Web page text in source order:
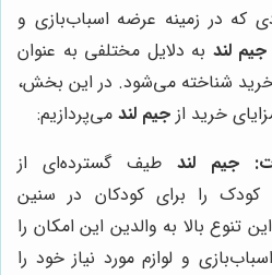
که در زمینه عرضه اسباب‌بازی و
جیم لند به دلایل مختلفی به عنوان
خرید شناخته می‌شود. در این بخش،
خرید از جیم لند می‌پردازیم:
جیم لند طیف گسترده‌ای از
کودک را برای کودکان در سنین
تنوع بالا به والدین این امکان را
و لوازم مورد نیاز خود را